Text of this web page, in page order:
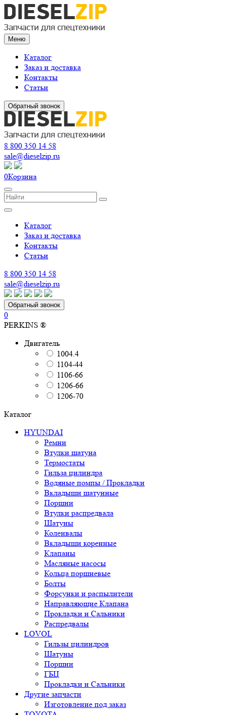
Меню
Каталог
Заказ и доставка
Контакты
Статьи
Обратный звонок
8 800 350 14 58
sale@dieselzip.ru
0Корзина
Каталог
Заказ и доставка
Контакты
Статьи
8 800 350 14 58
sale@dieselzip.ru
Обратный звонок
0
PERKINS ®
Двигатель
1004.4
1104-44
1106-66
1206-66
1206-70
Каталог
HYUNDAI
Ремни
Втулки шатуна
Термостаты
Гильза цилиндра
Водяные помпы / Прокладки
Вкладыши шатунные
Поршни
Втулки распредвала
Шатуны
Коленвалы
Вкладыши коренные
Клапаны
Масляные насосы
Кольца поршневые
Болты
Форсунки и распылители
Направляющие Клапана
Прокладки и Сальники
Распредвалы
LOVOL
Гильзы цилиндров
Шатуны
Поршни
ГБЦ
Прокладки и Сальники
Другие запчасти
Изготовление под заказ